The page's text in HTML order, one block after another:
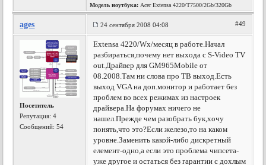
Модель ноутбука: Acer Extensa 4220/T7500/2Gb/320Gb
ages 24 сентября 2008 04:08 #49
Посетитель
Репутация:4
Сообщений: 54
Extensa 4220/Wx/месяц в работе.Начал
разбираться,почему нет выхода с S-Video TV
out.Драйвер для GM965Mobile от
08.2008.Там ни слова про ТВ выход.Есть
выход VGA на доп.монитор и работает без
проблем во всех режимах из настроек
драйвера.На форумах ничего не
нашел.Прежде чем разобрать бук,хочу
понять,что это?Если железо,то на каком
уровне.Заменить какой-либо дискретный
елемент-одно,а если это проблема чипсета-
уже другое и остаться без гарантии с дохлым